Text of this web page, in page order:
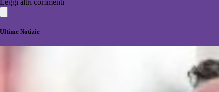
Leggi altri commenti
Ultime Notizie